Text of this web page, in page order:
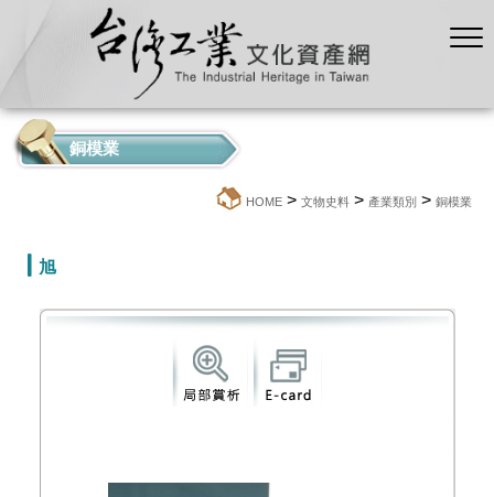
銅模業
HOME > 文物史料 > 產業類別 > 銅模業
旭